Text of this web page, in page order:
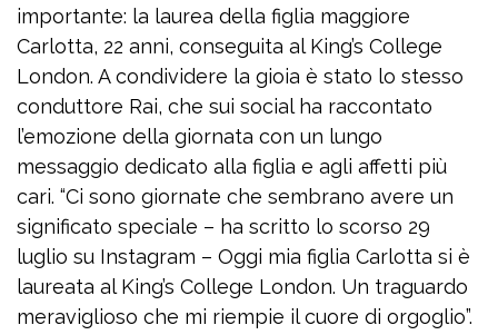
importante: la laurea della figlia maggiore
Carlotta, 22 anni, conseguita al King’s College
London. A condividere la gioia è stato lo stesso
conduttore Rai, che sui social ha raccontato
l’emozione della giornata con un lungo
messaggio dedicato alla figlia e agli affetti più
cari. “Ci sono giornate che sembrano avere un
significato speciale – ha scritto lo scorso 29
luglio su Instagram – Oggi mia figlia Carlotta si è
laureata al King’s College London. Un traguardo
meraviglioso che mi riempie il cuore di orgoglio”.